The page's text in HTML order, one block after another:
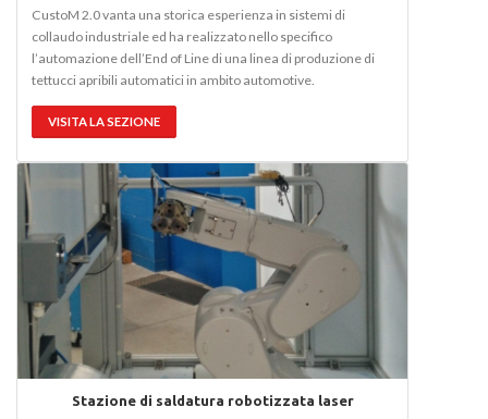
CustoM 2.0 vanta una storica esperienza in sistemi di
collaudo industriale ed ha realizzato nello specifico
l’automazione dell’End of Line di una linea di produzione di
tettucci apribili automatici in ambito automotive.
VISITA LA SEZIONE
Stazione di saldatura robotizzata laser